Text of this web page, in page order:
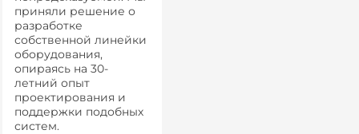
приняли решение о
разработке
собственной линейки
оборудования,
опираясь на 30-
летний опыт
проектирования и
поддержки подобных
систем.